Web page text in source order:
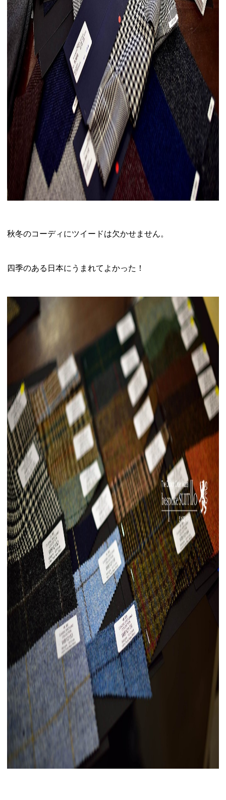
秋冬のコーディにツイードは欠かせません。
四季のある日本にうまれてよかった！